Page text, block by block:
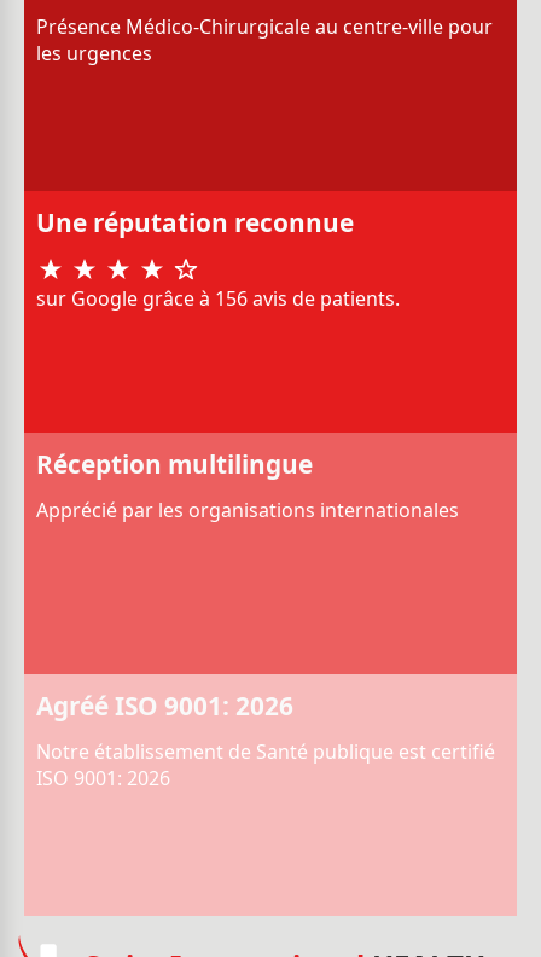
Présence Médico-Chirurgicale au centre-ville pour
les urgences
Une réputation reconnue
sur Google grâce à 156 avis de patients.
Réception multilingue
Apprécié par les organisations internationales
Agréé ISO 9001: 2026
Notre établissement de Santé publique est certifié
ISO 9001: 2026